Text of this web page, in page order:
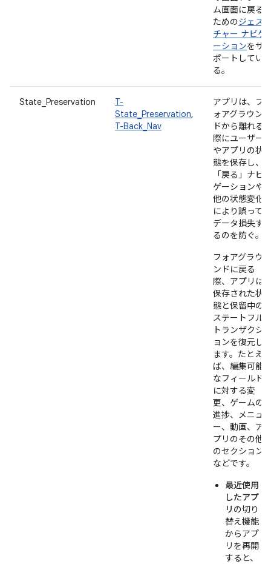
ム画面に戻る
ためのジェス
チャー ナビゲ
ーションをサ
ポートしてい
る。
State_Preservation
T-
State_Preservation,
T-Back_Nav
アプリは、フ
ォアグラウン
ドから離れる
際にユーザー
やアプリの状
態を保存し、
「戻る」ナビ
ゲーションや
他の状態変化
により誤って
データ損失す
るのを防ぐ。
フォアグラウ
ンドに戻る
際、アプリは
保存された状
態と保留中の
ステートフル
トランザクシ
ョンを復元し
ます。たとえ
ば、編集可能
なフィールド
に対する変
更、ゲームの
進捗、メニュ
ー、動画、ア
プリのその他
のセクション
などです。
最近使用
したアプ
リ の切り
替え機能
からアプ
リを再開
すると、